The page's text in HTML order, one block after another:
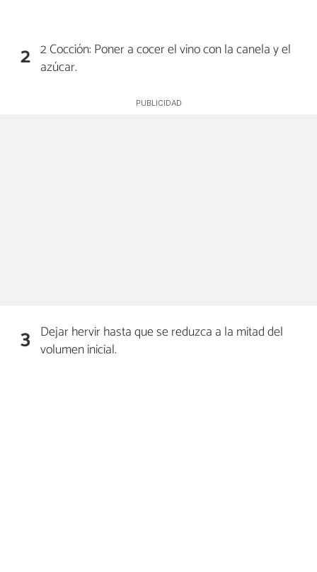
2 2 Cocción: Poner a cocer el vino con la canela y el
azúcar.
3 Dejar hervir hasta que se reduzca a la mitad del
volumen inicial.